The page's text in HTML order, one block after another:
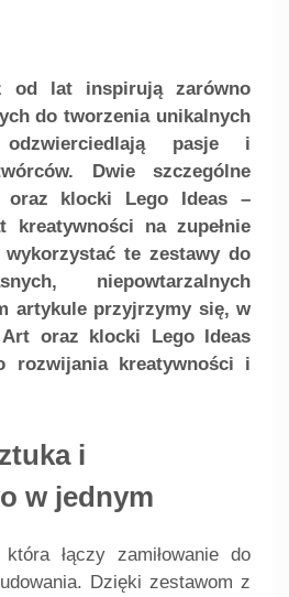
od lat inspirują zarówno
do tworzenia unikalnych
pasje i
Dwie szczególne
klocki Lego Ideas –
kreatywności na zupełnie
te zestawy do
niepowtarzalnych
artykule przyjrzymy się, w
oraz klocki Lego Ideas
rozwijania kreatywności i
i
w jednym
łączy zamiłowanie do
Dzięki zestawom z